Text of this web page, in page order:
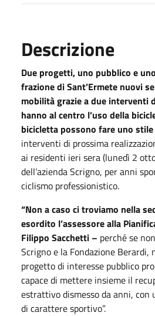
Descrizione
Due progetti, uno pubblico e
frazione di Sant’Ermete nuovi
mobilità grazie a due interventi
hanno al centro l’uso della
bicicletta possono fare uno
interventi di prossima
ai residenti ieri sera (lunedì 2
dell’azienda Scrigno, per anni
ciclismo professionistico.
“Non a caso ci troviamo nella
esordito l’assessore alla
Filippo Sacchetti – perché se
Scrigno e la Fondazione Berardi,
progetto di interesse pubblico
capace di mettere insieme il
estrattivo dismesso da anni, con
di carattere sportivo”.